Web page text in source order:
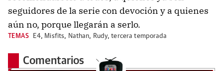
seguidores de la serie con devoción y a quienes
aún no, porque llegarán a serlo.
TEMAS E4, Misfits, Nathan, Rudy,tercera temporada
Comentarios